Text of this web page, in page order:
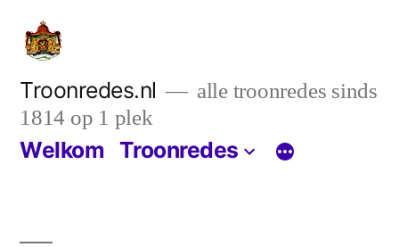
naar
inhoud
Troonredes.nl
alle troonredes sinds
1814 op 1 plek
Welkom Troonredes